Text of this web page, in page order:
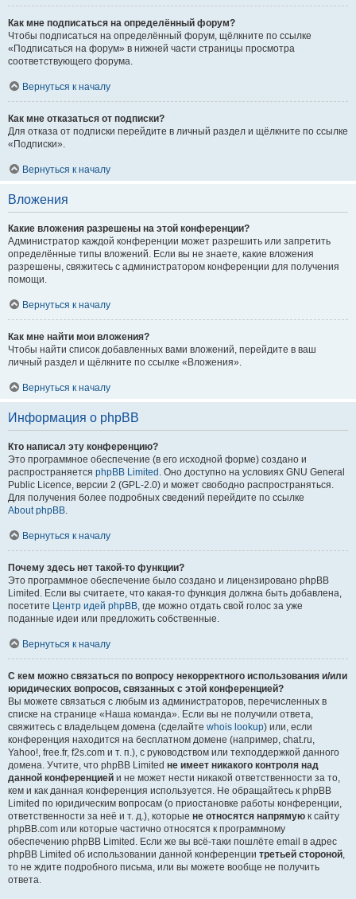
Как мне подписаться на определённый форум?
Чтобы подписаться на определённый форум, щёлкните по ссылке
«Подписаться на форум» в нижней части страницы просмотра
соответствующего форума.
Вернуться к началу
Как мне отказаться от подписки?
Для отказа от подписки перейдите в личный раздел и щёлкните по ссылке
«Подписки».
Вернуться к началу
Вложения
Какие вложения разрешены на этой конференции?
Администратор каждой конференции может разрешить или запретить
определённые типы вложений. Если вы не знаете, какие вложения
разрешены, свяжитесь с администратором конференции для получения
помощи.
Вернуться к началу
Как мне найти мои вложения?
Чтобы найти список добавленных вами вложений, перейдите в ваш
личный раздел и щёлкните по ссылке «Вложения».
Вернуться к началу
Информация о phpBB
Кто написал эту конференцию?
Это программное обеспечение (в его исходной форме) создано и
распространяется phpBB Limited . Оно доступно на условиях GNU General
Public Licence, версии 2 (GPL-2.0) и может свободно распространяться.
Для получения более подробных сведений перейдите по ссылке
About phpBB.
Вернуться к началу
Почему здесь нет такой-то функции?
Это программное обеспечение было создано и лицензировано phpBB
Limited. Если вы считаете, что какая-то функция должна быть добавлена,
посетите Центр идей phpBB, где можно отдать свой голос за уже
поданные идеи или предложить собственные.
Вернуться к началу
С кем можно связаться по вопросу некорректного использования и/или
юридических вопросов, связанных с этой конференцией?
Вы можете связаться с любым из администраторов, перечисленных в
списке на странице «Наша команда». Если вы не получили ответа,
свяжитесь с владельцем домена (сделайте whois lookup) или, если
конференция находится на бесплатном домене (например, chat.ru,
Yahoo!, free.fr, f2s.com и т. п.), с руководством или техподдержкой данного
домена. Учтите, что phpBB Limited не имеет никакого контроля над
данной конференцией и не может нести никакой ответственности за то,
кем и как данная конференция используется. Не обращайтесь к phpBB
Limited по юридическим вопросам (о приостановке работы конференции,
ответственности за неё и т. д.), которые не относятся напрямую к сайту
phpBB.com или которые частично относятся к программному
обеспечению phpBB Limited. Если же вы всё-таки пошлёте email в адрес
phpBB Limited об использовании данной конференции третьей стороной,
то не ждите подробного письма, или вы можете вообще не получить
ответа.